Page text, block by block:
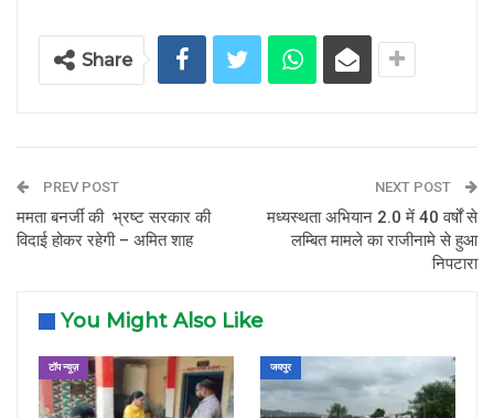
Share
PREV POST
ममता बनर्जी की भ्रष्ट सरकार की
विदाई होकर रहेगी – अमित शाह
NEXT POST
मध्यस्थता अभियान 2.0 में 40 वर्षों से
लम्बित मामले का राजीनामे से हुआ
निपटारा
You Might Also Like
टॉप न्यूज़ जयपुर